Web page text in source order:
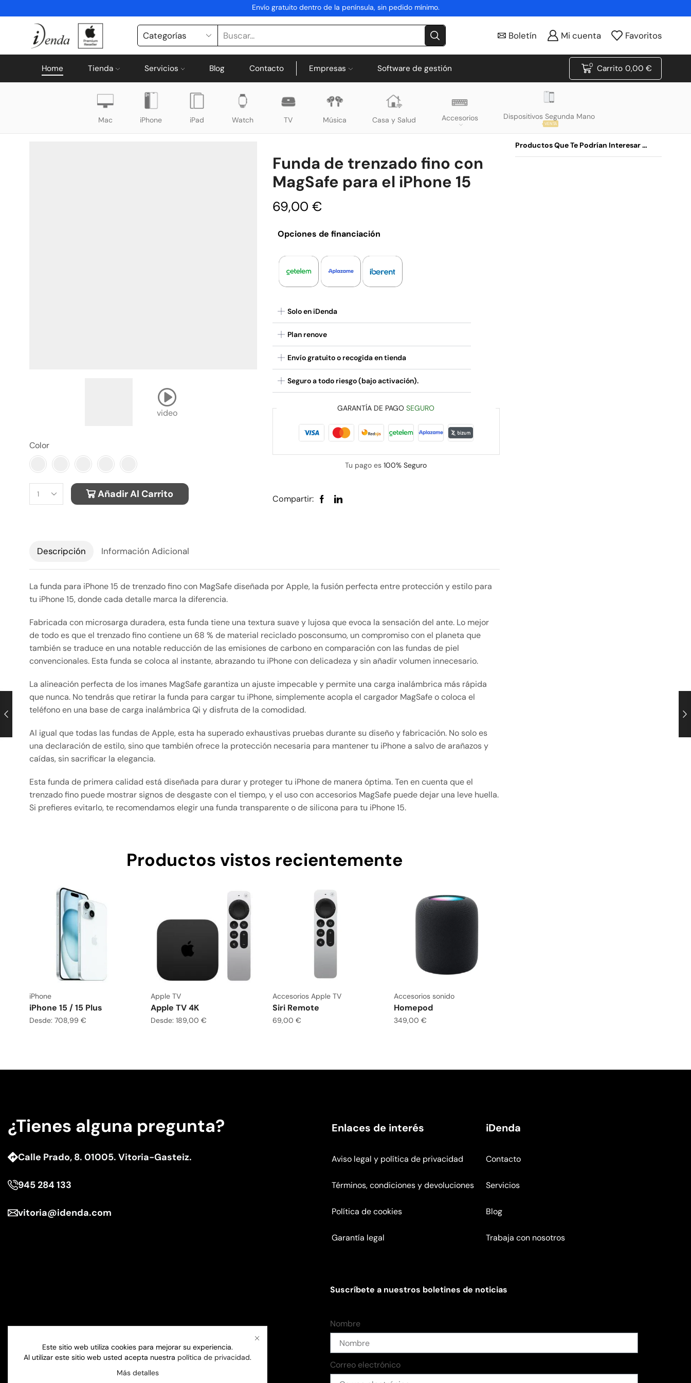
Envío gratuito dentro de la península, sin pedido mínimo.
Boletín Mi cuenta Favoritos
Home Tienda Servicios Blog Contacto Empresas Software de gestión 0 Carrito 0,00€
Mac iPhone iPad Watch TV Música Casa y Salud Accesorios Dispositivos Segunda Mano
VENTA
video
Color
Añadir Al Carrito
Alternative:
Funda de trenzado fino con
MagSafe para el iPhone 15
69,00 €
Opciones de financiación
Solo en iDenda
Plan renove
Envío gratuito o recogida en tienda
Seguro a todo riesgo (bajo activación).
GARANTÍA DE PAGOSEGURO
Tu pago es100% Seguro
Compartir:
Descripción Información Adicional
La funda para iPhone 15 de trenzado fino con MagSafe diseñada por Apple, la fusión perfecta entre protección y estilo para
tu iPhone 15, donde cada detalle marca la diferencia.
Fabricada con microsarga duradera, esta funda tiene una textura suave y lujosa que evoca la sensación del ante. Lo mejor
de todo es que el trenzado fino contiene un 68 % de material reciclado posconsumo, un compromiso con el planeta que
también se traduce en una notable reducción de las emisiones de carbono en comparación con las fundas de piel
convencionales. Esta funda se coloca al instante, abrazando tu iPhone con delicadeza y sin añadir volumen innecesario.
La alineación perfecta de los imanes MagSafe garantiza un ajuste impecable y permite una carga inalámbrica más rápida
que nunca. No tendrás que retirar la funda para cargar tu iPhone, simplemente acopla el cargador MagSafe o coloca el
teléfono en una base de carga inalámbrica Qi y disfruta de la comodidad.
Al igual que todas las fundas de Apple, esta ha superado exhaustivas pruebas durante su diseño y fabricación. No solo es
una declaración de estilo, sino que también ofrece la protección necesaria para mantener tu iPhone a salvo de arañazos y
caídas, sin sacrificar la elegancia.
Esta funda de primera calidad está diseñada para durar y proteger tu iPhone de manera óptima. Ten en cuenta que el
trenzado fino puede mostrar signos de desgaste con el tiempo, y el uso con accesorios MagSafe puede dejar una leve huella.
Si prefieres evitarlo, te recomendamos elegir una funda transparente o de silicona para tu iPhone 15.
Productos vistos recientemente
iPhone
iPhone 15 / 15 Plus
Desde: 708,99 €
Apple TV
Apple TV 4K
Desde:189,00€
Accesorios Apple TV
Siri Remote
69,00 €
Accesorios sonido
Homepod
349,00 €
Productos Que Te Podrían Interesar …
¿Tienes alguna pregunta?
Calle Prado, 8. 01005. Vitoria-Gasteiz.
945 284 133
vitoria@idenda.com
Enlaces de interés
Aviso legal y política de privacidad
Términos, condiciones y devoluciones
Política de cookies
Garantía legal
iDenda
Contacto
Servicios
Blog
Trabaja con nosotros
Suscríbete a nuestros boletines de noticias
Nombre
Correo electrónico
Este sitio web utiliza cookies para mejorar su experiencia.
Al utilizar este sitio web usted acepta nuestra política de privacidad.
Más detalles